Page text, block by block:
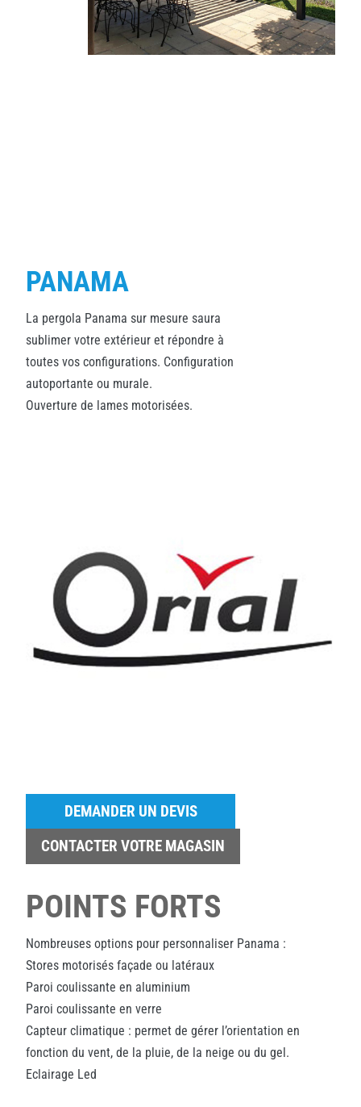
PANAMA
La pergola Panama sur mesure saura
sublimer votre extérieur et répondre à
toutes vos configurations. Configuration
autoportante ou murale.
Ouverture de lames motorisées.
DEMANDER UN DEVIS
CONTACTER VOTRE MAGASIN
POINTS FORTS
Nombreuses options pour personnaliser Panama :
Stores motorisés façade ou latéraux
Paroi coulissante en aluminium
Paroi coulissante en verre
Capteur climatique : permet de gérer l’orientation en
fonction du vent, de la pluie, de la neige ou du gel.
Eclairage Led